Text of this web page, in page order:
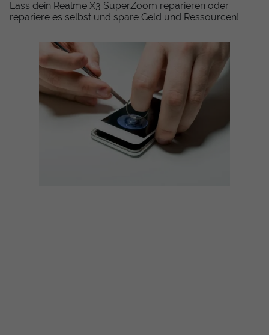
Lass dein Realme X3 SuperZoom reparieren oder
repariere es selbst und spare Geld und Ressourcen!